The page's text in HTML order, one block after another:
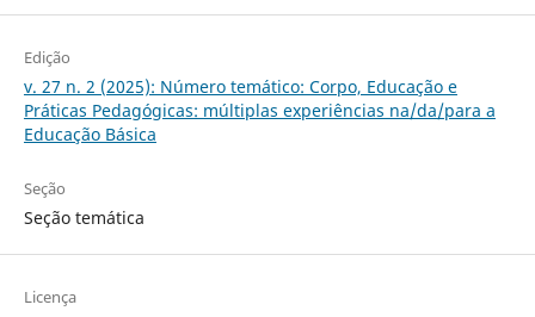
Edição
v. 27 n. 2 (2025): Número temático: Corpo, Educação e
Práticas Pedagógicas: múltiplas experiências na/da/para a
Educação Básica
Seção
Seção temática
Licença